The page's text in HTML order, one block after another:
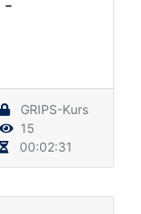
-
GRIPS-Kurs
15
00:02:31